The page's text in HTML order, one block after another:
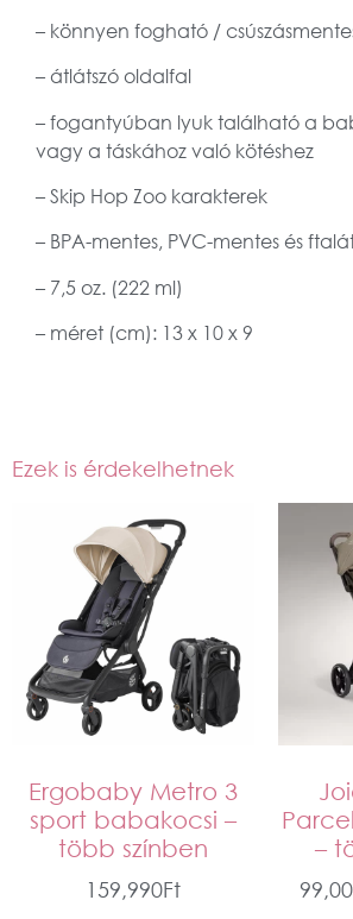
– könnyen fogható /
– átlátszó oldalfal
– fogantyúban lyuk található a
vagy a táskához való kötéshez
– Skip Hop Zoo karakterek
– BPA-mentes, PVC-mentes és
– 7,5 oz. (222 ml)
– méret (cm): 13 x 10 x 9
Ezek is érdekelhetnek
Ergobaby Metro 3
sport babakocsi –
több színben
159,990Ft
–